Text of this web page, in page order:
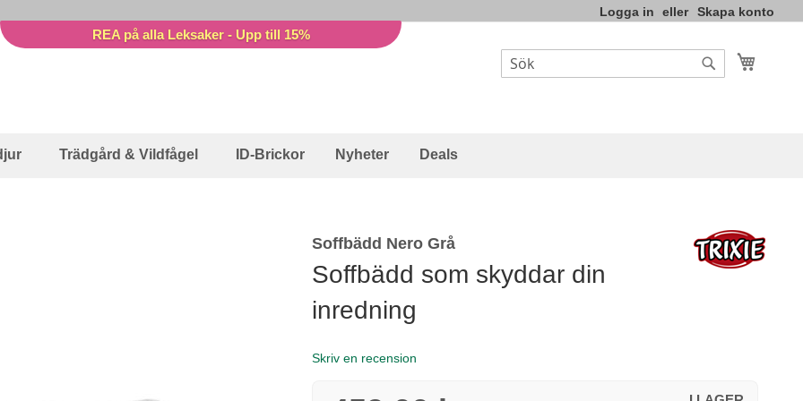
Logga in Skapa konto
REA på alla Leksaker - Upp till 15%
Sök
Trädgård & Vildfågel ID-Brickor Nyheter Deals
Soffbädd Nero Grå
Soffbädd som skyddar din
inredning
Skriv en recension